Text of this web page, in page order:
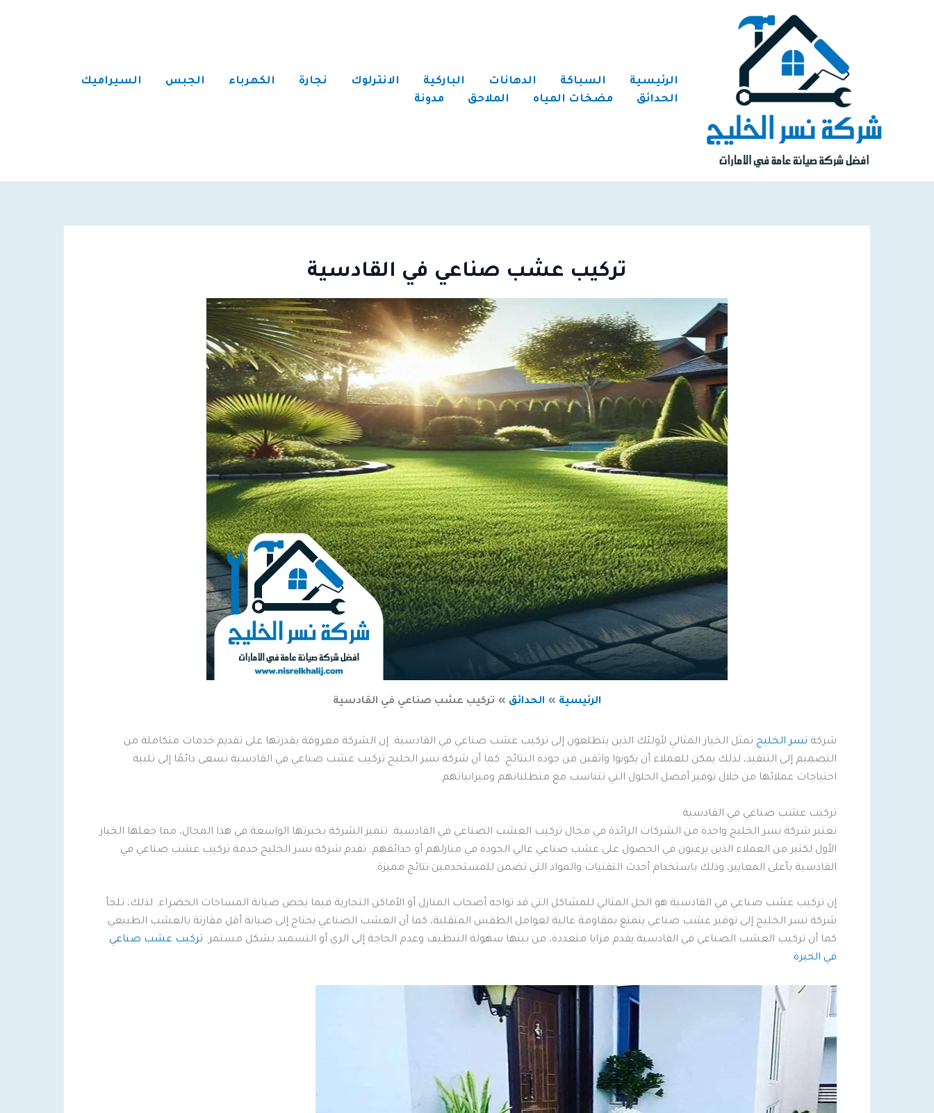
الرئيسية السباكة الدهانات الباركية الانترلوك نجارة الكهرباء الجبس
السيراميك
الحدائق
مضخات المياه الملاحق مدونة
تركيب عشب صناعي في القادسية
الرئيسية الحدائق تركيب عشب صناعي في القادسية
شركة نسر الخليج تمثل الخيار المثالي لأولئك الذين يتطلعون إلى تركيب عشب صناعي في القادسية. إن الشركة معروفة بقدرتها على تقديم خدمات متكاملة من
التصميم إلى التنفيذ، لذلك يمكن للعملاء أن يكونوا واثقين من جودة النتائج. كما أن شركة نسر الخليج تركيب عشب صناعي في القادسية تسعى دائمًا إلى تلبية
احتياجات عملائها من خلال توفير أفضل الحلول التي تتناسب مع متطلباتهم وميزانياتهم.
تركيب عشب صناعي في القادسية
تعتبر شركة نسر الخليج واحدة من الشركات الرائدة في مجال تركيب العشب الصناعي في القادسية. تتميز الشركة بخبرتها الواسعة في هذا المجال، مما جعلها الخيار
الأول لكثير من العملاء الذين يرغبون في الحصول على عشب صناعي عالي الجودة في منازلهم أو حدائقهم. تقدم شركة نسر الخليج خدمة تركيب عشب صناعي في
القادسية بأعلى المعايير، وذلك باستخدام أحدث التقنيات والمواد التي تضمن للمستخدمين نتائج مميزة.
إن تركيب عشب صناعي في القادسية هو الحل المثالي للمشاكل التي قد تواجه أصحاب المنازل أو الأماكن التجارية فيما يخص صيانة المساحات الخضراء. لذلك، تلجأ
شركة نسر الخليج إلى توفير عشب صناعي يتمتع بمقاومة عالية لعوامل الطقس المتقلبة، كما أن العشب الصناعي يحتاج إلى صيانة أقل مقارنة بالعشب الطبيعي.
كما أن تركيب العشب الصناعي في القادسية يقدم مزايا متعددة، من بينها سهولة التنظيف وعدم الحاجة إلى الري أو التسميد بشكل مستمر. تركيب عشب صناعي
في الحيرة